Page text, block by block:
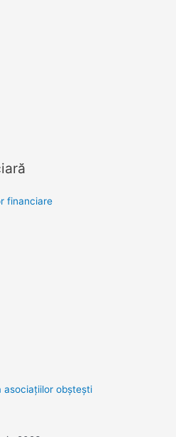
financiare
asociaţiilor obşteşti